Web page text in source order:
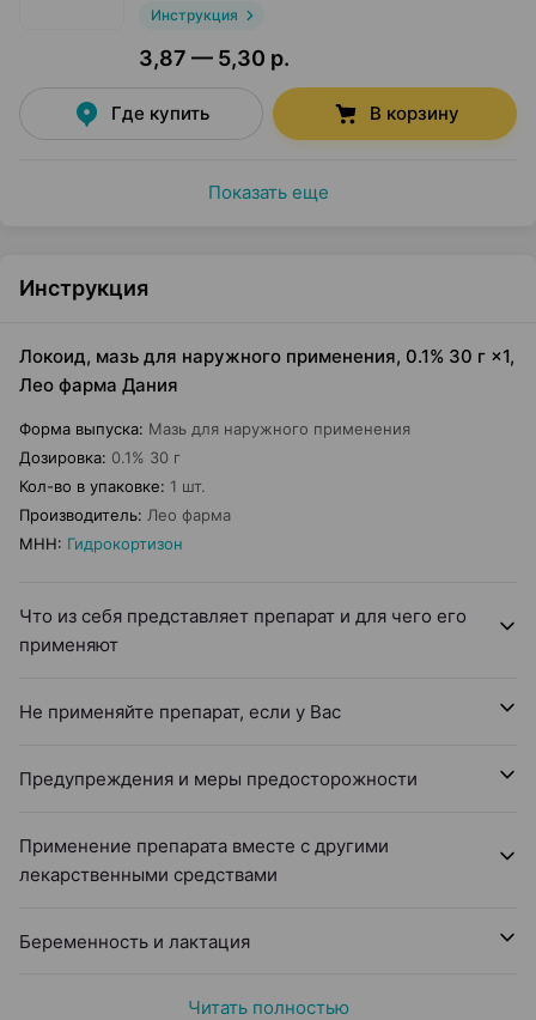
Инструкция
3,87 — 5,30 р.
Где купить В корзину
Показать еще
Инструкция
Локоид, мазь для наружного применения, 0.1% 30 г ×1,
Лео фарма Дания
Форма выпуска: Мазь для наружного применения
Дозировка: 0.1% 30 г
Кол-во в упаковке: 1 шт.
Производитель: Лео фарма
МНН: Гидрокортизон
Что из себя представляет препарат и для чего его
применяют
Не применяйте препарат, если у Вас
Предупреждения и меры предосторожности
Применение препарата вместе с другими
лекарственными средствами
Беременность и лактация
Читать полностью